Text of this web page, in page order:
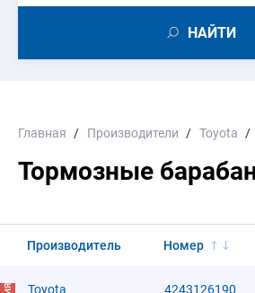
НАЙТИ
Главная Производители Toyota
Тормозные
Производитель Номер
Toyota 4243126190